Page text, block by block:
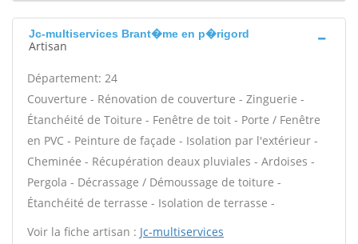
Jc-multiservices Brant�me en p�rigord
Artisan
Département: 24
Couverture - Rénovation de couverture - Zinguerie -
Étanchéité de Toiture - Fenêtre de toit - Porte / Fenêtre
en PVC - Peinture de façade - Isolation par l'extérieur -
Cheminée - Récupération deaux pluviales - Ardoises -
Pergola - Décrassage / Démoussage de toiture -
Étanchéité de terrasse - Isolation de terrasse -
Voir la fiche artisan : Jc-multiservices